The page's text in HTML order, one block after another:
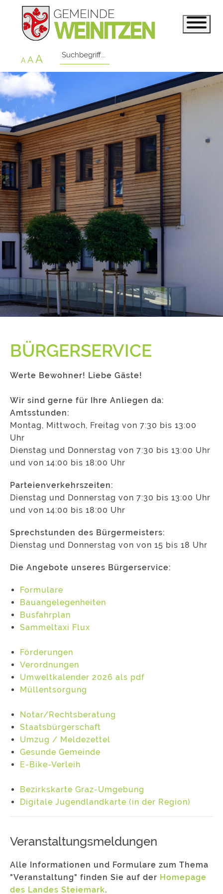
A AA
BÜRGERSERVICE
Werte Bewohner! Liebe Gäste!
Wir sind gerne für Ihre Anliegen da:
Amtsstunden:
Montag, Mittwoch, Freitag von 7:30 bis 13:00
Uhr
Dienstag und Donnerstag von 7:30 bis 13:00 Uhr
und von 14:00 bis 18:00 Uhr
Parteienverkehrszeiten:
Dienstag und Donnerstag von 7:30 bis 13:00 Uhr
und von 14:00 bis 18:00 Uhr
Sprechstunden des Bürgermeisters:
Dienstag und Donnerstag von von 15 bis 18 Uhr
Die Angebote unseres Bürgerservice:
Formulare
Bauangelegenheiten
Busfahrplan
Sammeltaxi Flux
Förderungen
Verordnungen
Umweltkalender 2026 als pdf
Müllentsorgung
Notar/Rechtsberatung
Staatsbürgerschaft
Umzug / Meldezettel
Gesunde Gemeinde
E-Bike-Verleih
Bezirkskarte Graz-Umgebung
Digitale Jugendlandkarte (in der Region)
Veranstaltungsmeldungen
Alle Informationen und Formulare zum Thema
"Veranstaltung" finden Sie auf der Homepage
des Landes Steiemark.